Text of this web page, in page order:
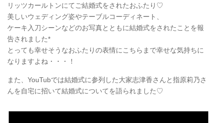
リッツカールトンにてご結婚式をされたおふたり♡
美しいウェディング姿やテーブルコーディネート、
ケーキ入刀シーンなどのお写真とともに結婚式をされたことを報
告されました*
とっても幸せそうなおふたりの表情にこちらまで幸せな気持ちに
なりますよね・・・！
また、YouTubでは結婚式に参列した大家志津香さんと指原莉乃さ
んを自宅に招いて結婚式についてを語られました♡